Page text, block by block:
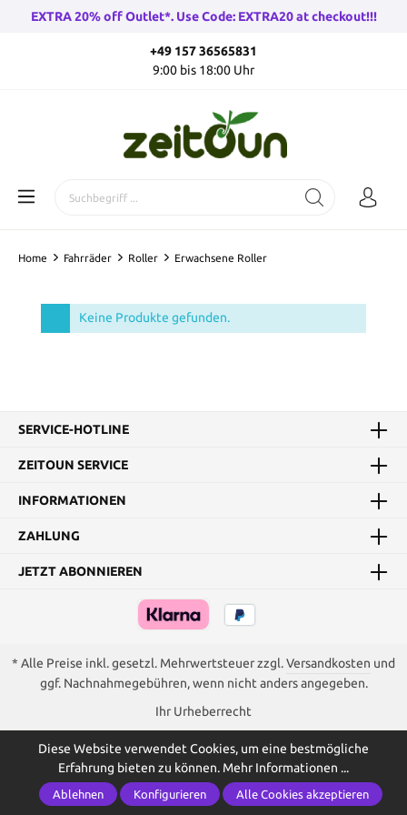
EXTRA 20% off Outlet*. Use Code: EXTRA20 at checkout!!!
+49 157 36565831
9:00 bis 18:00 Uhr
Home Fahrräder Roller Erwachsene Roller
Keine Produkte gefunden.
SERVICE-HOTLINE
ZEITOUN SERVICE
INFORMATIONEN
ZAHLUNG
JETZT ABONNIEREN
* Alle Preise inkl. gesetzl. Mehrwertsteuer zzgl.Versandkosten und
ggf. Nachnahmegebühren, wenn nicht anders angegeben.
Ihr Urheberrecht
Diese Website verwendet Cookies, um eine bestmögliche
Erfahrung bieten zu können. Mehr Informationen ...
Ablehnen Konfigurieren Alle Cookies akzeptieren